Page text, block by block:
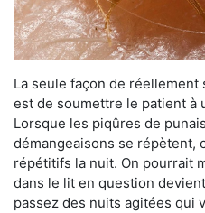
La seule façon de
est de soumettre le patient à
Lorsque les piqûres de
démangeaisons se répètent,
répétitifs la nuit. On pourrait
dans le lit en question
passez des nuits agitées qui